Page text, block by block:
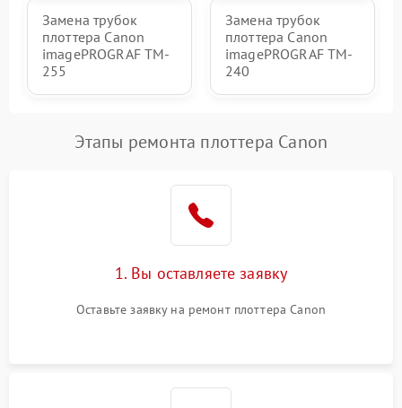
Замена трубок
плоттера Canon
imagePROGRAF TM-
255
Замена трубок
плоттера Canon
imagePROGRAF TM-
240
Этапы ремонта плоттера Canon
1. Вы оставляете заявку
Оставьте заявку на ремонт плоттера Canon